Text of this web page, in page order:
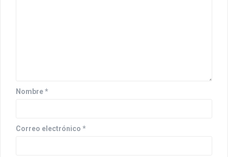
Nombre*
Correo electrónico *